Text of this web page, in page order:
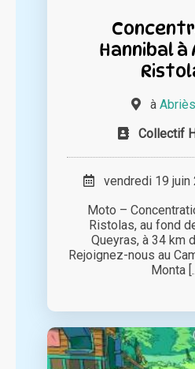
Hannibal à
à
Collectif
vendredi 19 juin
Moto –
Ristolas, au fond
Queyras, à 34 km
Rejoignez-nous au
Monta